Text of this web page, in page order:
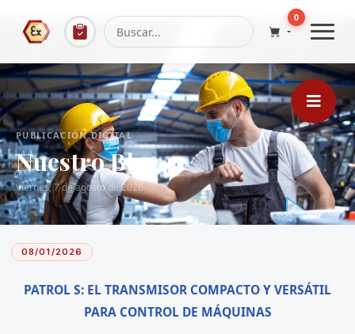
0
PUBLICACIÓN DIGITAL
Nuestro Blog
Viernes, 7 de agosto de 2026
08/01/2026
PATROL S: EL TRANSMISOR COMPACTO Y VERSÁTIL
PARA CONTROL DE MÁQUINAS